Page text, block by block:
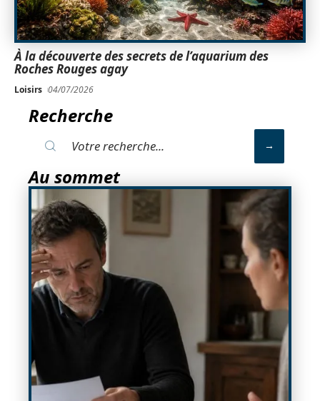
À la découverte des secrets de l’aquarium des
Roches Rouges agay
Loisirs 04/07/2026
Recherche
Au sommet